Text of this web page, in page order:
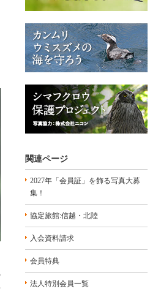
関連ページ
2027年「会員証」を飾る写真大募
集！
協定旅館:信越・北陸
入会資料請求
会員特典
法人特別会員一覧